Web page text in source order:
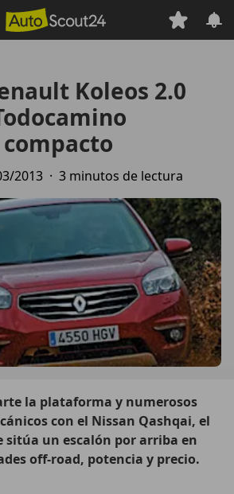
Koleos 2.0
2013 · 3 minutos de lectura
la plataforma y numerosos
con el Nissan Qashqai, el
sitúa un escalón por arriba en
off-road, potencia y precio.